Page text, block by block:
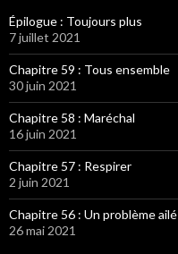
Épilogue : Toujours plus
7 juillet 2021
Chapitre 59 : Tous ensemble
30 juin 2021
Chapitre 58 : Maréchal
16 juin 2021
Chapitre 57 : Respirer
2 juin 2021
Chapitre 56 : Un problème ailé
26 mai 2021